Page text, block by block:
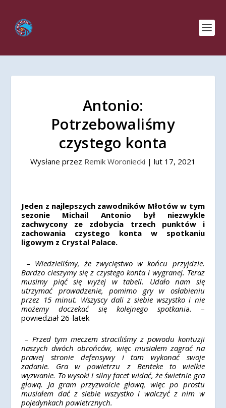
Antonio:
Potrzebowaliśmy
czystego konta
Wysłane przez Remik Woroniecki | lut 17, 2021
Jeden z najlepszych zawodników Młotów w tym
sezonie Michail Antonio był niezwykle
zachwycony ze zdobycia trzech punktów i
zachowania czystego konta w spotkaniu
ligowym z Crystal Palace.
– Wiedzieliśmy, że zwycięstwo w końcu przyjdzie.
Bardzo cieszymy się z czystego konta i wygranej. Teraz
musimy piąć się wyżej w tabeli. Udało nam się
utrzymać prowadzenie, pomimo gry w osłabieniu
przez 15 minut. Wszyscy dali z siebie wszystko i nie
możemy doczekać się kolejnego spotkania. –
powiedział 26-latek
–Przed tym meczem straciliśmy z powodu kontuzji
naszych dwóch obrońców, więc musiałem zagrać na
prawej stronie defensywy i tam wykonać swoje
zadanie. Gra w powietrzu z Benteke to wielkie
wyzwanie. To wysoki i silny facet widać, że świetnie gra
głową. Ja gram przyzwoicie głową, więc po prostu
musiałem dać z siebie wszystko i walczyć z nim w
pojedynkach powietrznych.